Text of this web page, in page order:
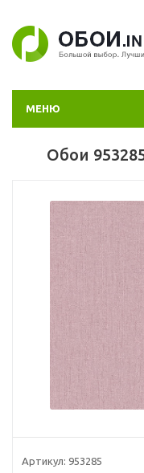
МЕНЮ
Обои
Артикул: 953285